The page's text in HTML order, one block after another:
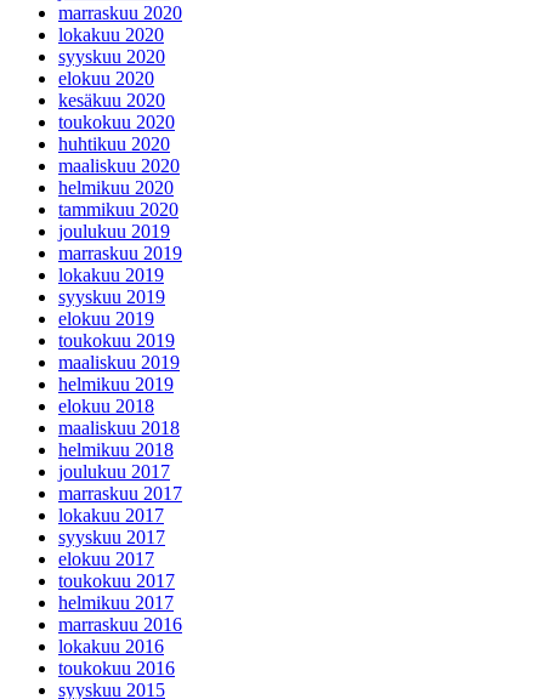
marraskuu 2020
lokakuu 2020
syyskuu 2020
elokuu 2020
kesäkuu 2020
toukokuu 2020
huhtikuu 2020
maaliskuu 2020
helmikuu 2020
tammikuu 2020
joulukuu 2019
marraskuu 2019
lokakuu 2019
syyskuu 2019
elokuu 2019
toukokuu 2019
maaliskuu 2019
helmikuu 2019
elokuu 2018
maaliskuu 2018
helmikuu 2018
joulukuu 2017
marraskuu 2017
lokakuu 2017
syyskuu 2017
elokuu 2017
toukokuu 2017
helmikuu 2017
marraskuu 2016
lokakuu 2016
toukokuu 2016
syyskuu 2015